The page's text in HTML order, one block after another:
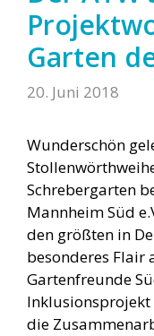
Garten
20. Juni 2018
Wunderschön
Schrebergarten
Mannheim Süd
den größten in
besonderes Flair
Gartenfreunde
die